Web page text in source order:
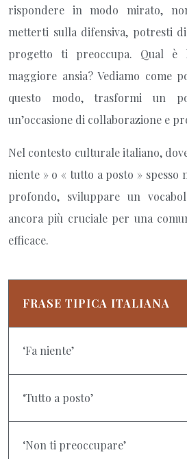
rispondere in modo mirato,
metterti sulla difensiva, potresti
progetto ti preoccupa. Qual è
maggiore ansia? Vediamo come
questo modo, trasformi un
un’occasione di collaborazione e
Nel contesto culturale italiano,
niente » o « tutto a posto » spesso
profondo, sviluppare un
ancora più cruciale per una
efficace.
FRASE TIPICA ITALIANA
‘Fa niente’
‘Tutto a posto’
‘Non ti preoccupare’